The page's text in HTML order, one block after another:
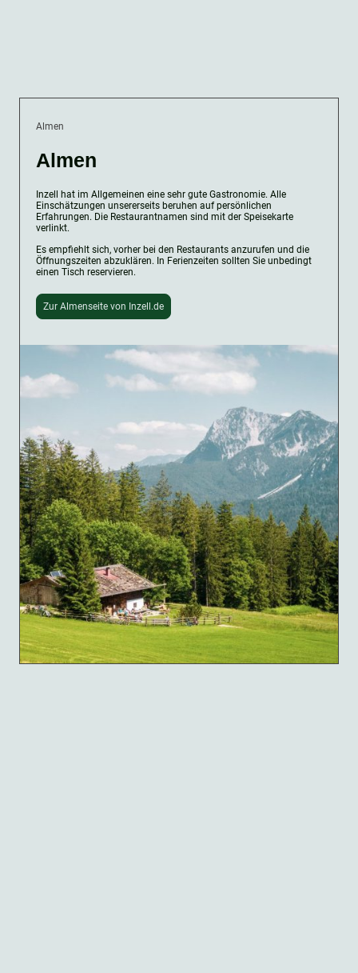
Almen
Almen
Inzell hat im Allgemeinen eine sehr gute Gastronomie. Alle
Einschätzungen unsererseits beruhen auf persönlichen
Erfahrungen. Die Restaurantnamen sind mit der Speisekarte
verlinkt.
Es empfiehlt sich, vorher bei den Restaurants anzurufen und die
Öffnungszeiten abzuklären. In Ferienzeiten sollten Sie unbedingt
einen Tisch reservieren.
Zur Almenseite von Inzell.de